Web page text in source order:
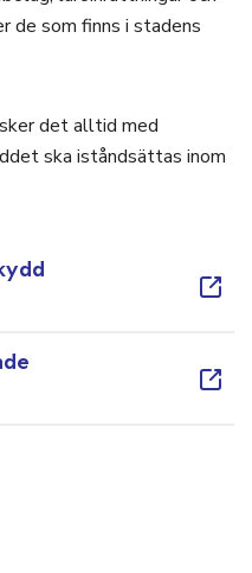
de som finns i stadens
det alltid med
ska iståndsättas inom